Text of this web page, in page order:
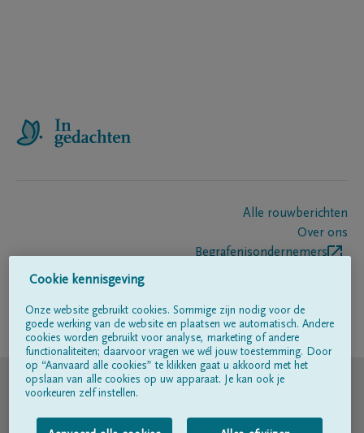
Alle rouwberichten
Over ons
Begrafenisondernemers
Volg ons op
© DELA
Gebruiksvoorwaarden
Cookie kennisgeving
Onze website gebruikt cookies. Sommige zijn nodig voor de
goede werking van de website en plaatsen we automatisch. Andere
cookies worden gebruikt voor analyse, marketing of andere
functionaliteiten; daarvoor vragen we wél jouw toestemming. Door
op “Aanvaard alle cookies” te klikken gaat u akkoord met het
opslaan van alle cookies op uw apparaat. Je kan ook je
voorkeuren zelf instellen.